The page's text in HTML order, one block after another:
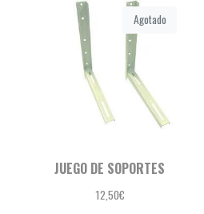
Agotado
JUEGO DE SOPORTES
12,50€